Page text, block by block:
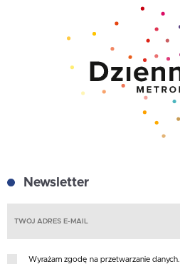
Newsletter
Wyrażam zgodę na przetwarzanie danych.